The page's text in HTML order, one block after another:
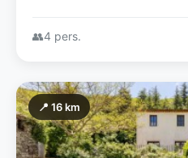
👥4 pers.
📍 16 km